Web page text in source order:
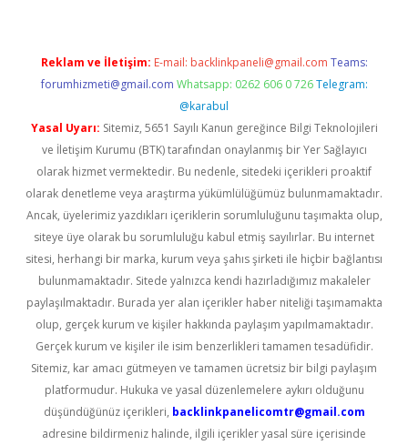
Reklam ve İletişim: E-mail: backlinkpaneli@gmail.com Teams:
forumhizmeti@gmail.com Whatsapp: 0262 606 0 726 Telegram:
@karabul
Yasal Uyarı: Sitemiz, 5651 Sayılı Kanun gereğince Bilgi Teknolojileri
ve İletişim Kurumu (BTK) tarafından onaylanmış bir Yer Sağlayıcı
olarak hizmet vermektedir. Bu nedenle, sitedeki içerikleri proaktif
olarak denetleme veya araştırma yükümlülüğümüz bulunmamaktadır.
Ancak, üyelerimiz yazdıkları içeriklerin sorumluluğunu taşımakta olup,
siteye üye olarak bu sorumluluğu kabul etmiş sayılırlar. Bu internet
sitesi, herhangi bir marka, kurum veya şahıs şirketi ile hiçbir bağlantısı
bulunmamaktadır. Sitede yalnızca kendi hazırladığımız makaleler
paylaşılmaktadır. Burada yer alan içerikler haber niteliği taşımamakta
olup, gerçek kurum ve kişiler hakkında paylaşım yapılmamaktadır.
Gerçek kurum ve kişiler ile isim benzerlikleri tamamen tesadüfidir.
Sitemiz, kar amacı gütmeyen ve tamamen ücretsiz bir bilgi paylaşım
platformudur. Hukuka ve yasal düzenlemelere aykırı olduğunu
düşündüğünüz içerikleri, backlinkpanelicomtr@gmail.com
adresine bildirmeniz halinde, ilgili içerikler yasal süre içerisinde